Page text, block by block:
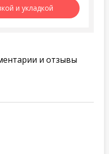
и укладкой
и отзывы